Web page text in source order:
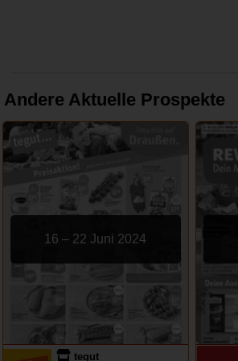
Andere Aktuelle Prospekte
16 – 22 Juni 2024
tegut